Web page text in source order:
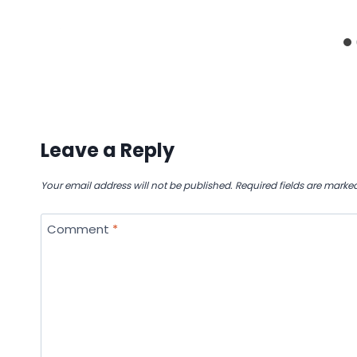
Leave a Reply
Your email address will not be published. Required fields are
Comment *